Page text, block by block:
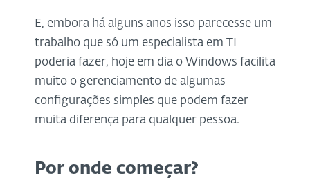
E, embora há alguns anos isso parecesse um
trabalho que só um especialista em TI
poderia fazer, hoje em dia o Windows facilita
muito o gerenciamento de algumas
configurações simples que podem fazer
muita diferença para qualquer pessoa.
Por onde começar?